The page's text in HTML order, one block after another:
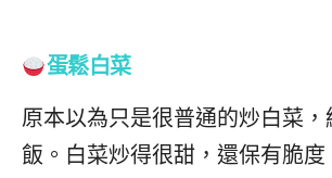
蛋鬆白菜
原本以為只是很普通的炒白菜，
飯。白菜炒得很甜，還保有脆度